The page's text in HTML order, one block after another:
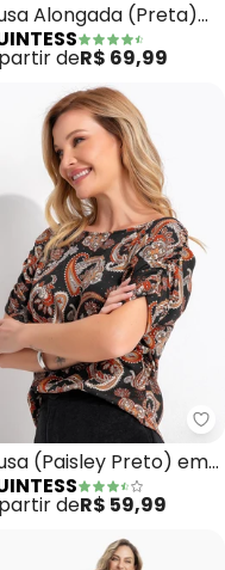
Alongada (Preta)
Decote V
deR$ 69,99
- Blusa (Vichy Preto)
(Paisley Preto) em
de Viscose
deR$ 59,99